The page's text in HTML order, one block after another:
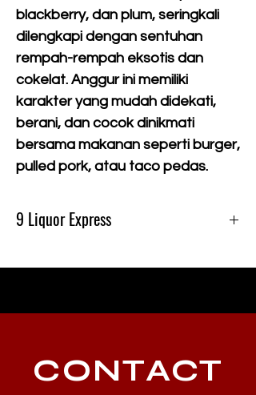
blackberry, dan plum, seringkali
dilengkapi dengan sentuhan
rempah-rempah eksotis dan
cokelat. Anggur ini memiliki
karakter yang mudah didekati,
berani, dan cocok dinikmati
bersama makanan seperti burger,
pulled pork, atau taco pedas.
9 Liquor Express
dan Gratis Pengiriman Minimal belanja
CONTACT